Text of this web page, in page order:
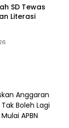
SD Tewas
Literasi